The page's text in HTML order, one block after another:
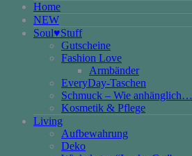
Home
NEW
Soul♥Stuff
Gutscheine
Fashion Love
Armbänder
EveryDay-Taschen
Schmuck – Wie anhänglich…
Kosmetik & Pflege
Living
Aufbewahrung
Deko